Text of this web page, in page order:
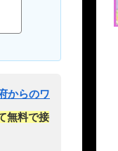
からのワ
無料で接